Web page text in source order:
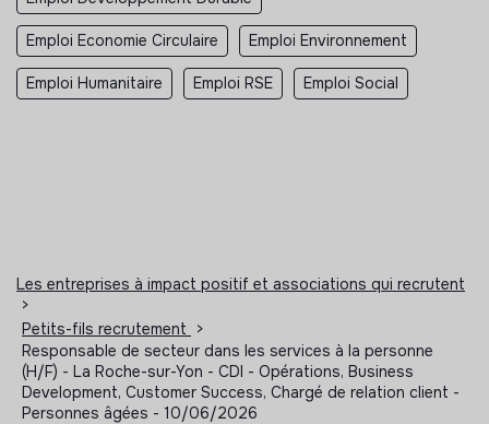
Emploi Economie Circulaire Emploi Environnement
Emploi Humanitaire Emploi RSE Emploi Social
Les entreprises à impact positif et associations qui recrutent
>
Petits-fils recrutement
>
Responsable de secteur dans les services à la personne
(H/F) - La Roche-sur-Yon - CDI - Opérations, Business
Development, Customer Success, Chargé de relation client -
Personnes âgées - 10/06/2026